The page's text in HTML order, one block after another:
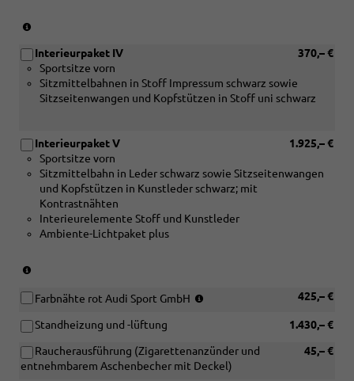
Amerikanischer
Tulpenbaum
silberbeige
oder
Holz
Amerikanischer
Tulpenbaum
anthrazit)
Verbindung
mit
[5TE]
Dekoreinlagen
kreuzgebürstet
oder
[5TF]
Dekoreinlage
Holz
Amerikanischer
Tulpenbaum
Dekoreinlage
Amerikanischer
anthrazit)
370,– €
Interieurpaket IV
Sportsitze vorn
Sitzmittelbahnen in Stoff Impressum schwarz sowie
Sitzseitenwangen und Kopfstützen in Stoff uni schwarz
1.925,– €
Interieurpaket V
Sportsitze vorn
Sitzmittelbahn in Leder schwarz sowie Sitzseitenwangen
und Kopfstützen in Kunstleder schwarz; mit
Kontrastnähten
Interieurelemente Stoff und Kunstleder
Ambiente-Lichtpaket plus
Verbindung
[5TE]
Dekoreinlagen
Aluminium
matt
425,– €
Farbnähte rot Audi Sport GmbH
[PWM]
Interieur
1.430,– €
Standheizung und -lüftung
45,– €
Raucherausführung (Zigarettenanzünder und
entnehmbarem Aschenbecher mit Deckel)